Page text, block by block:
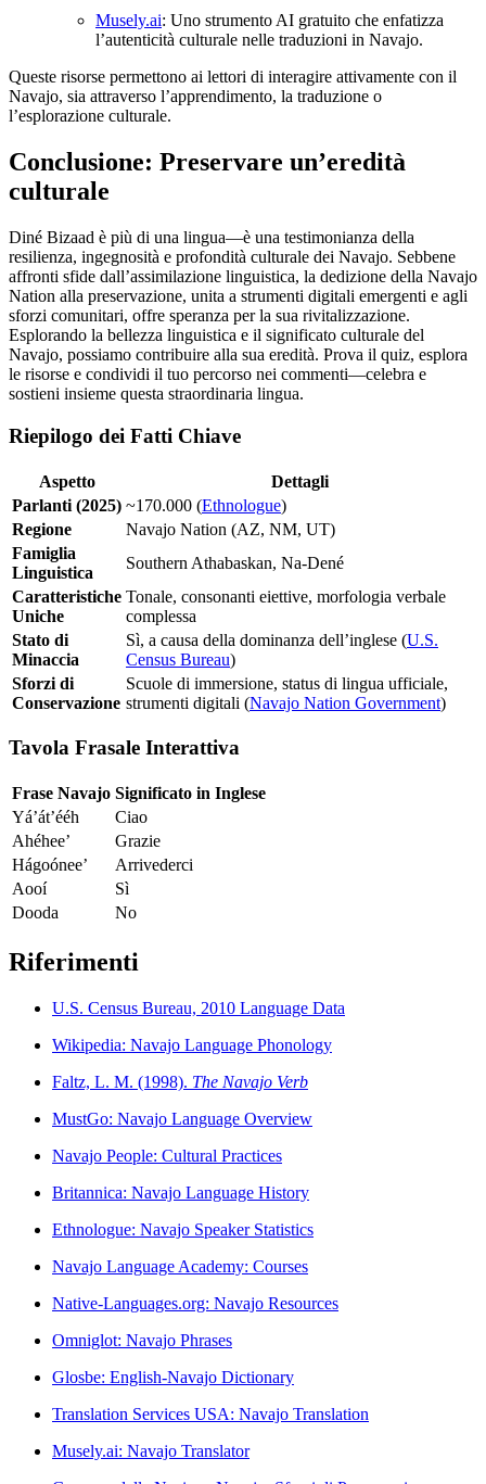
Musely.ai: Uno strumento AI gratuito che enfatizza
l’autenticità culturale nelle traduzioni in Navajo.
Queste risorse permettono ai lettori di interagire attivamente con il
Navajo, sia attraverso l’apprendimento, la traduzione o
l’esplorazione culturale.
Conclusione: Preservare un’eredità
culturale
Diné Bizaad è più di una lingua—è una testimonianza della
resilienza, ingegnosità e profondità culturale dei Navajo. Sebbene
affronti sfide dall’assimilazione linguistica, la dedizione della Navajo
Nation alla preservazione, unita a strumenti digitali emergenti e agli
sforzi comunitari, offre speranza per la sua rivitalizzazione.
Esplorando la bellezza linguistica e il significato culturale del
Navajo, possiamo contribuire alla sua eredità. Prova il quiz, esplora
le risorse e condividi il tuo percorso nei commenti—celebra e
sostieni insieme questa straordinaria lingua.
Riepilogo dei Fatti Chiave
Aspetto
Dettagli
Parlanti (2025) ~170.000 (Ethnologue)
Regione
Navajo Nation (AZ, NM, UT)
Famiglia
Linguistica
Southern Athabaskan, Na-Dené
Caratteristiche
Uniche
Tonale, consonanti eiettive, morfologia verbale
complessa
Stato di
Minaccia
Sì, a causa della dominanza dell’inglese (U.S.
Census Bureau)
Sforzi di
Conservazione
Scuole di immersione, status di lingua ufficiale,
strumenti digitali (Navajo Nation Government)
Tavola Frasale Interattiva
Frase Navajo Significato in Inglese
Yá’át’ééh
Ciao
Ahéhee’
Grazie
Hágoónee’
Arrivederci
Aooí
Sì
Dooda
No
Riferimenti
U.S. Census Bureau, 2010 Language Data
Wikipedia: Navajo Language Phonology
Faltz, L. M. (1998). The Navajo Verb
MustGo: Navajo Language Overview
Navajo People: Cultural Practices
Britannica: Navajo Language History
Ethnologue: Navajo Speaker Statistics
Navajo Language Academy: Courses
Native-Languages.org: Navajo Resources
Omniglot: Navajo Phrases
Glosbe: English-Navajo Dictionary
Translation Services USA: Navajo Translation
Musely.ai: Navajo Translator